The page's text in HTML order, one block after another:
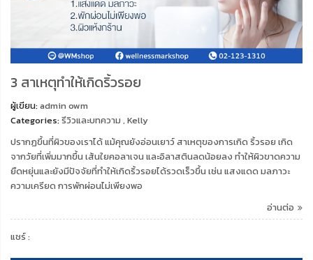
3 สาเหตุทำให้เกิดริ้วรอย
ผู้เขียน:admin owm
Categories:รีวิวและบทความ , Kelly
ปรากฏขึ้นที่ผิวของเราได้ แม้คุณยังอ่อนเยาว์ สาเหตุของการเกิด ริ้วรอย เกิด
จากวัยที่เพิ่มมากขึ้น เส้นใยคอลาเจน และอิลาสตินลดน้อยลง ทำให้ผิวขาดความ
ยืดหยุ่นและยังมีปัจจัยที่ทำให้เกิดริ้วรอยได้รวดเร็วขึ้น เช่น แสงแดด มลภาวะ
ความเครียด การพักผ่อนไม่เพียงพอ
อ่านต่อ
แชร์ :